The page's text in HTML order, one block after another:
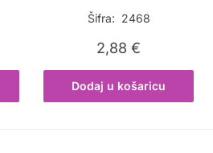
Šifra: 2468
2,88€
Dodaj u košaricu